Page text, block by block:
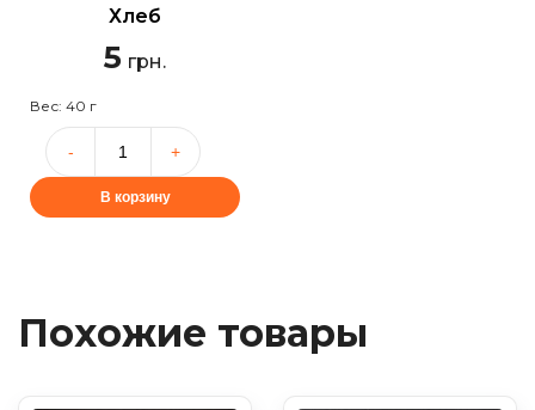
Хлеб
5 грн.
Вес: 40 г
В корзину
Похожие товары